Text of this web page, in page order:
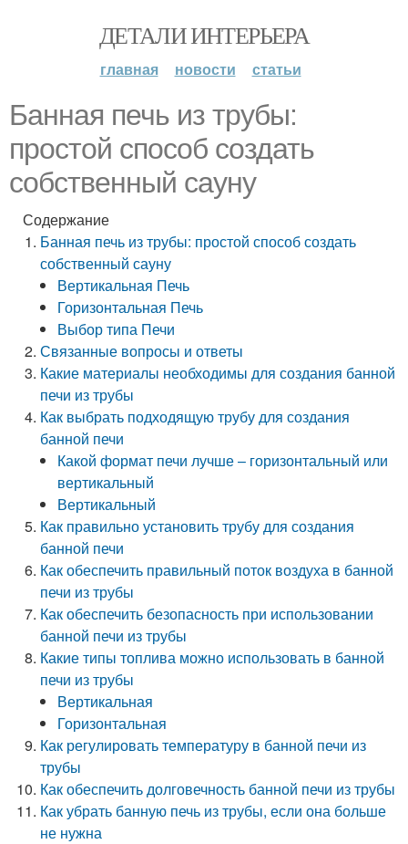
ДЕТАЛИ ИНТЕРЬЕРА
главная новости статьи
Банная печь из трубы:
простой способ создать
собственный сауну
Содержание
Банная печь из трубы: простой способ создать
собственный сауну
Вертикальная Печь
Горизонтальная Печь
Выбор типа Печи
Связанные вопросы и ответы
Какие материалы необходимы для создания банной
печи из трубы
Как выбрать подходящую трубу для создания
банной печи
Какой формат печи лучше – горизонтальный или
вертикальный
Вертикальный
Как правильно установить трубу для создания
банной печи
Как обеспечить правильный поток воздуха в банной
печи из трубы
Как обеспечить безопасность при использовании
банной печи из трубы
Какие типы топлива можно использовать в банной
печи из трубы
Вертикальная
Горизонтальная
Как регулировать температуру в банной печи из
трубы
Как обеспечить долговечность банной печи из трубы
Как убрать банную печь из трубы, если она больше
не нужна